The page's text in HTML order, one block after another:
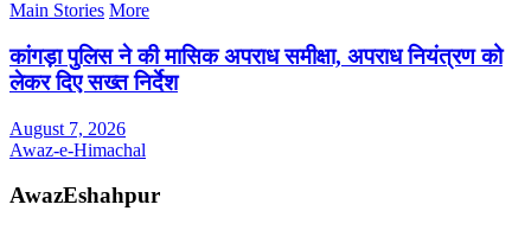
Main Stories More
कांगड़ा पुलिस ने की मासिक अपराध समीक्षा, अपराध नियंत्रण को
लेकर दिए सख्त निर्देश
August 7, 2026
Awaz-e-Himachal
AwazEshahpur